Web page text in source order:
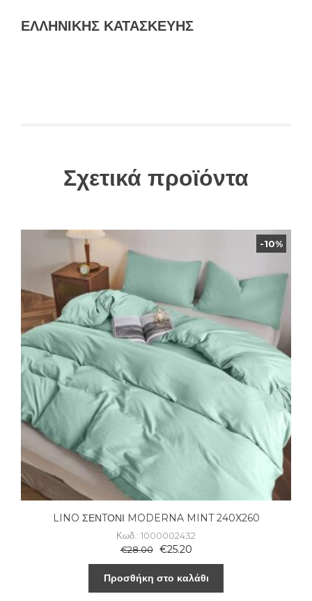
ΕΛΛΗΝΙΚΗΣ ΚΑΤΑΣΚΕΥΗΣ
Σχετικά προϊόντα
-10%
LINO ΣΕΝTΟΝΙ MODERNA MINT 240X260
Κωδ.: 1000002432
€28.00 €25.20
Προσθήκη στο καλάθι